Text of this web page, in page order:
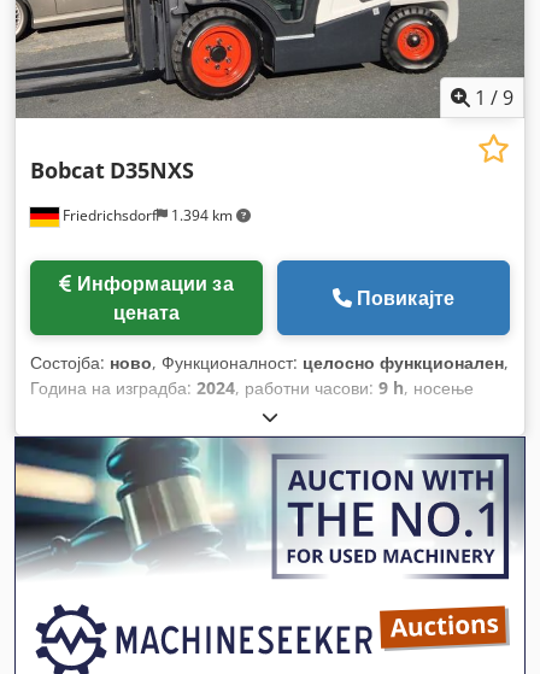
1 /9
Friedrichsdorf 1.394 km
Bobcat D35NXS
цената
Повикајте
Состојба: ново, Функционалност: целосно функционален,
Година на изградба: 2024, работни часови: 9 h, носење
, висина на подигнување:
слободно подигање:1.400 мм, тип на гориво:дизел, тип на
јарбол:триплекс , градежна височина: 2.350 мм, моќ:45
kW (61,18 коњски сили), ширина на вилушкарската рамка:
1.190 мм, должина на вилушките: 1.200 мм , празна тежина:
4.850 кг, вкупна должина:2.750 мм , тип на погон:Diesel
градежна ширина:1.290 мм,